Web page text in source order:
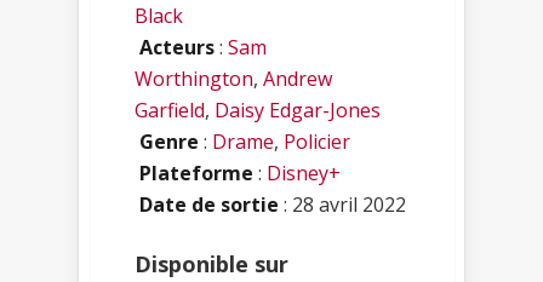
Black
Acteurs: Sam
Worthington, Andrew
Garfield, Daisy Edgar-Jones
Genre : Drame, Policier
Plateforme : Disney+
Date de sortie : 28 avril 2022
Disponible sur